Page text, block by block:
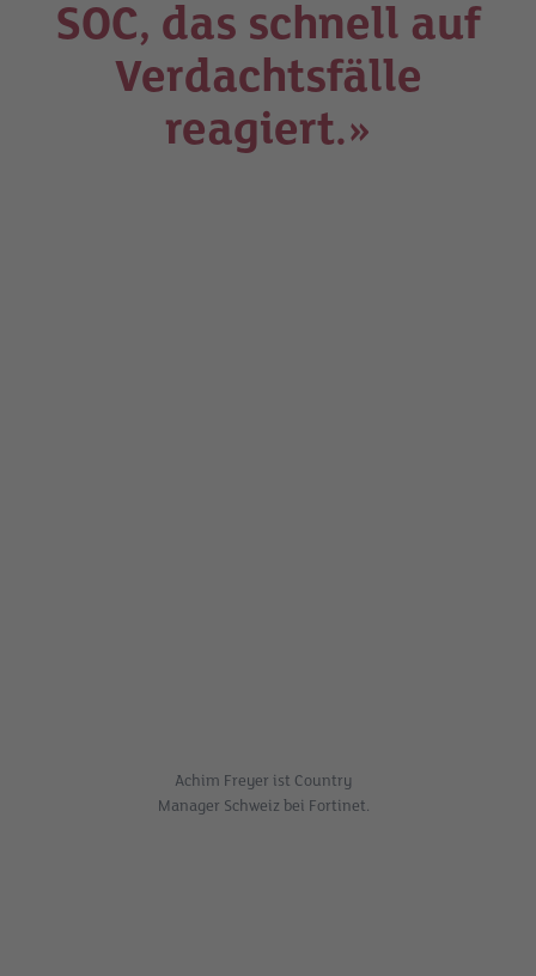
SOC, das schnell auf
Verdachtsfälle
reagiert.»
Achim Freyer ist Country
Manager Schweiz bei Fortinet.